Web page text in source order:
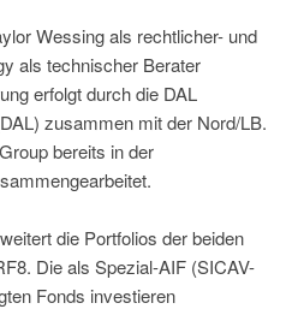
Wessing als rechtlicher- und
als technischer Berater
erfolgt durch die DAL
zusammen mit der Nord/LB.
bereits in der
die Portfolios der beiden
Die als Spezial-AIF (SICAV-
Fonds investieren